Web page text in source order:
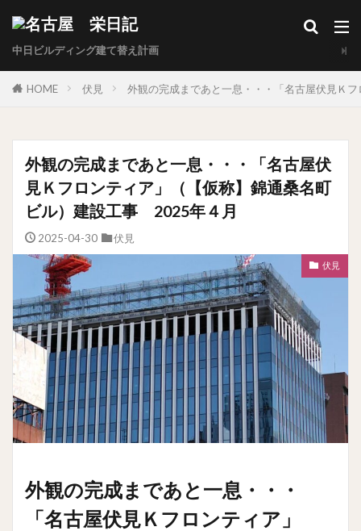
中日ビルディング建て替え計画
HOME 伏見 外観の完成まであと一息・・・「名古屋伏見Ｋ
外観の完成まであと一息・・・「名古屋伏
見Ｋフロンティア」（【仮称】錦通桑名町
ビル）建設工事 2025年４月
2025-04-30 伏見
伏見
外観の完成まであと一息・・・
「名古屋伏見Ｋフロンティア」